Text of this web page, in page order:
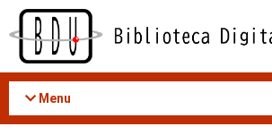
Acessar
conteúdo
Menu